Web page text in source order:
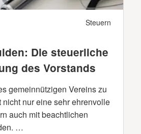
Steuern
Die steuerliche
des Vorstands
gemeinnützigen Vereins zu
nicht nur eine sehr ehrenvolle
auch mit beachtlichen
…